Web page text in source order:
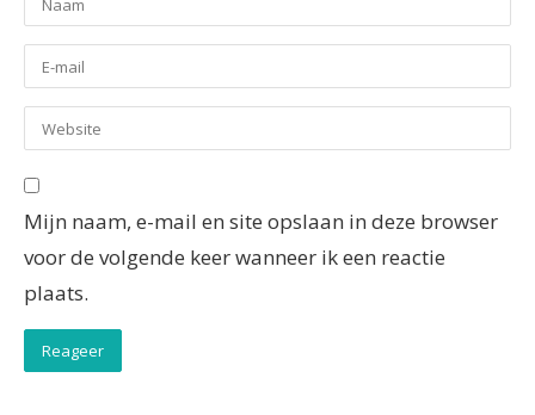
Mijn naam, e-mail en site opslaan in deze browser
voor de volgende keer wanneer ik een reactie
plaats.